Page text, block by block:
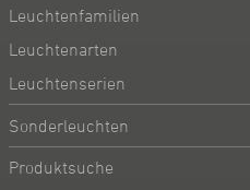
Leuchtenfamilien
Leuchtenarten
Leuchtenserien
Sonderleuchten
Produktsuche